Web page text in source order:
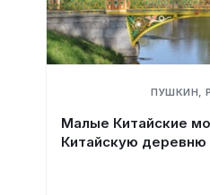
ПУШКИН,
Малые Китайские
Китайскую деревню